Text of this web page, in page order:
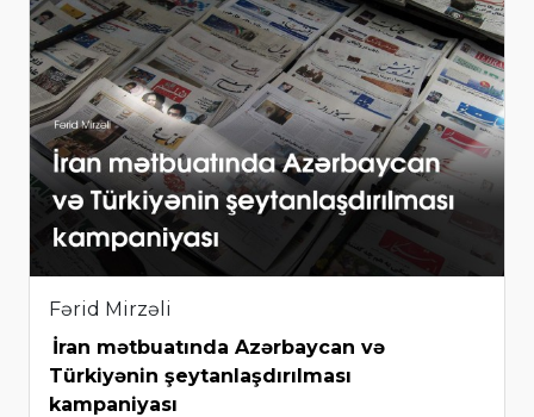
Fərid Mirzəli
İran mətbuatında Azərbaycan və
Türkiyənin şeytanlaşdırılması
kampaniyası